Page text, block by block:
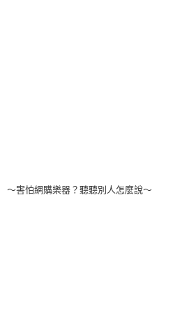
～害怕網購樂器？聽聽別人怎麼說～